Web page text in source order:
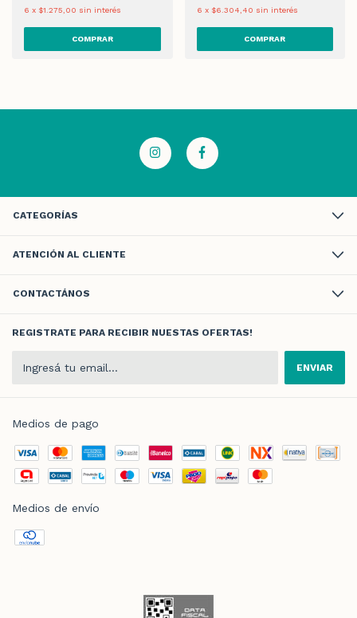
6 x $1.275,00 sin interés 6 x $6.304,40 sin interés
CATEGORÍAS
ATENCIÓN AL CLIENTE
CONTACTÁNOS
REGISTRATE PARA RECIBIR NUESTAS OFERTAS!
Medios de pago
Medios de envío